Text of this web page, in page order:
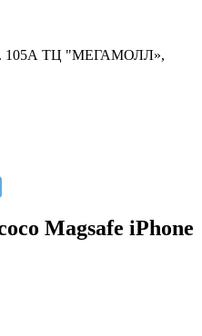
105А ТЦ "МЕГАМОЛЛ»,
Magsafe iPhone